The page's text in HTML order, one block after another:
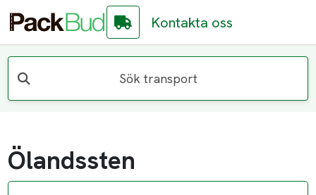
Kontakta oss
Sök transport
Ölandssten